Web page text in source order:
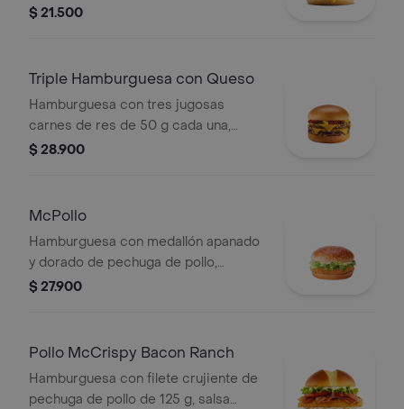
doble queso cheddar cremoso,
$ 21.500
Triple Hamburguesa con Queso
Hamburguesa con tres jugosas
carnes de res de 50 g cada una,
doble queso cheddar cremoso,
$ 28.900
McPollo
Hamburguesa con medallón apanado
y dorado de pechuga de pollo,
mayonesa cremosa y lechuga fresca,
$ 27.900
Pollo McCrispy Bacon Ranch
Hamburguesa con filete crujiente de
pechuga de pollo de 125 g, salsa